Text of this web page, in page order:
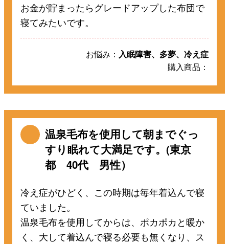
お金が貯まったらグレードアップした布団で
寝てみたいです。
お悩み： 入眠障害、多夢、冷え症
購入商品：
温泉毛布を使用して朝までぐっ
すり眠れて大満足です。(東京
都 40代 男性）
冷え症がひどく、この時期は毎年着込んで寝
ていました。
温泉毛布を使用してからは、ポカポカと暖か
く、大して着込んで寝る必要も無くなり、ス